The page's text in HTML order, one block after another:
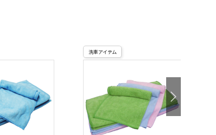
洗車アイテム